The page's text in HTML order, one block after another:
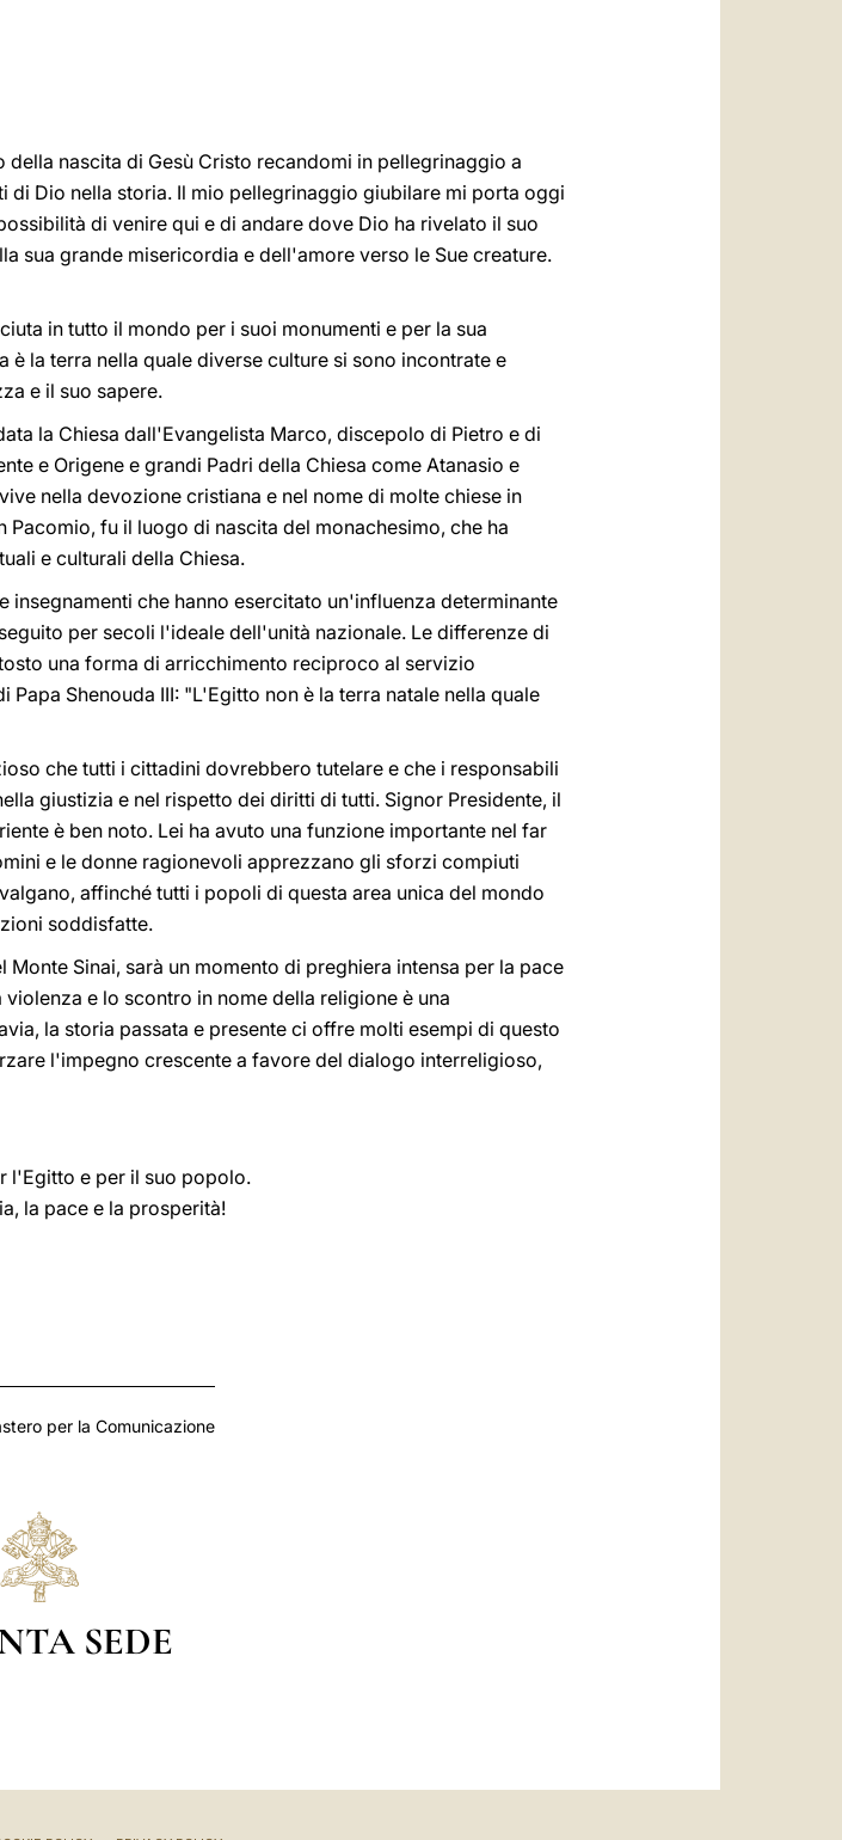
nascita di Gesù Cristo recandomi in pellegrinaggio a
Dio nella storia. Il mio pellegrinaggio giubilare mi porta oggi
di venire qui e di andare dove Dio ha rivelato il suo
sua grande misericordia e dell'amore verso le Sue creature.
in tutto il mondo per i suoi monumenti e per la sua
la terra nella quale diverse culture si sono incontrate e
e il suo sapere.
la Chiesa dall'Evangelista Marco, discepolo di Pietro e di
e Origene e grandi Padri della Chiesa come Atanasio e
nella devozione cristiana e nel nome di molte chiese in
fu il luogo di nascita del monachesimo, che ha
e culturali della Chiesa.
che hanno esercitato un'influenza determinante
per secoli l'ideale dell'unità nazionale. Le differenze di
una forma di arricchimento reciproco al servizio
Shenouda III: "L'Egitto non è la terra natale nella quale
che tutti i cittadini dovrebbero tutelare e che i responsabili
giustizia e nel rispetto dei diritti di tutti. Signor Presidente, il
è ben noto. Lei ha avuto una funzione importante nel far
e le donne ragionevoli apprezzano gli sforzi compiuti
affinché tutti i popoli di questa area unica del mondo
soddisfatte.
Sinai, sarà un momento di preghiera intensa per la pace
e lo scontro in nome della religione è una
la storia passata e presente ci offre molti esempi di questo
l'impegno crescente a favore del dialogo interreligioso,
l'Egitto e per il suo popolo.
la pace e la prosperità!
per la Comunicazione
SEDE